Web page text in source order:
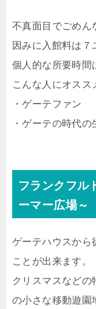
不真面目でごめん
因みに入館料は７
個人的な所要時間
こんな人にオスス
・ゲーテファン
・ゲーテの時代
フランクフル
ーマー広場～
ゲーテハウスから
ことが出来ます。
クリスマスなどの
の小さな移動遊園